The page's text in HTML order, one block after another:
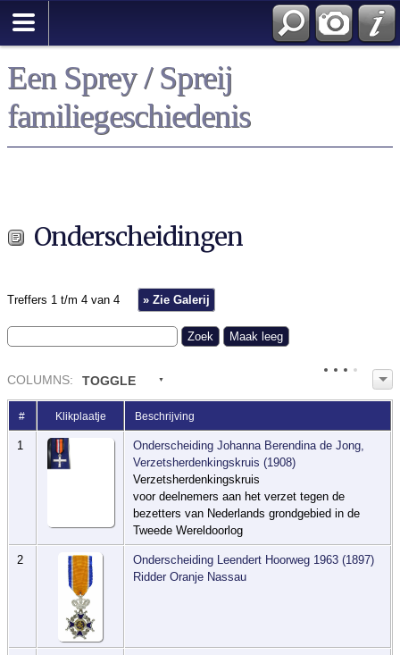
Een Sprey / Spreij
familiegeschiedenis
Onderscheidingen
Treffers 1 t/m 4 van 4 » Zie Galerij
COLUMNS: TOGGLE
# Klikplaatje Beschrijving
1
Onderscheiding Johanna Berendina de Jong,
Verzetsherdenkingskruis (1908)
Verzetsherdenkingskruis
voor deelnemers aan het verzet tegen de
bezetters van Nederlands grondgebied in de
Tweede Wereldoorlog
2
Onderscheiding Leendert Hoorweg 1963 (1897)
Ridder Oranje Nassau